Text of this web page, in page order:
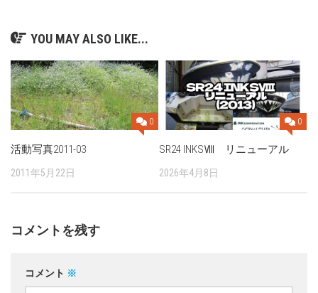
YOU MAY ALSO LIKE...
0
活動写真2011-03
2011年5月22日
0
SR24 INKSⅧ リニューアル
2026年4月8日
コメントを残す
コメント ※